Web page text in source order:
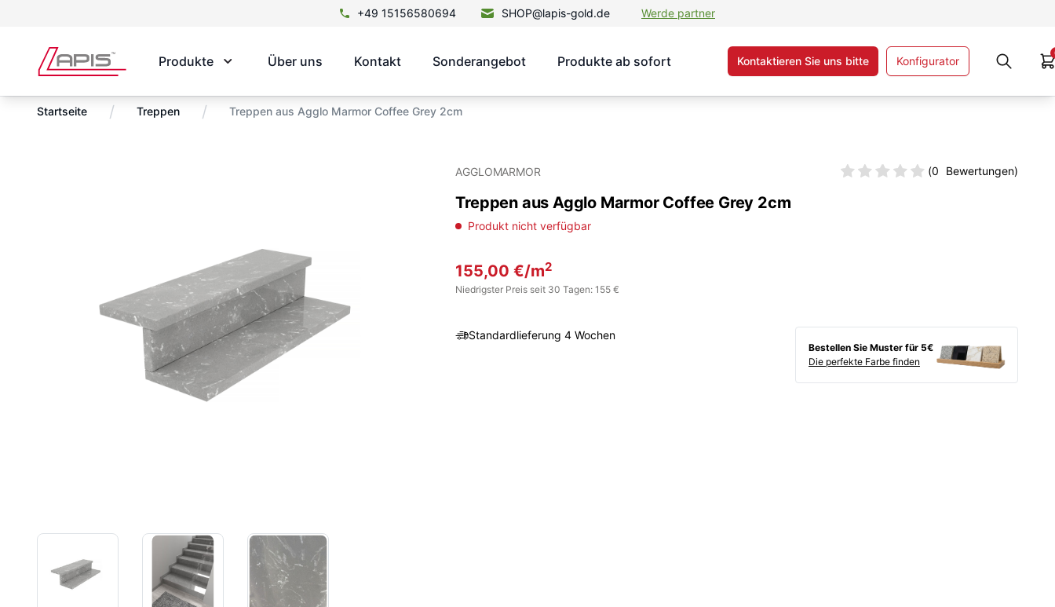
+49 15156580694 SHOP@lapis-gold.de Werde partner
Produkte Über uns Kontakt Sonderangebot Produkte ab sofort Kontaktieren Sie uns bitte Konfigurator
Startseite / Treppen / Treppen aus Agglo Marmor Coffee Grey 2cm
AGGLOMARMOR (0 Bewertungen)
Treppen aus Agglo Marmor Coffee Grey 2cm
Produkt nicht verfügbar
155,00€/m2
Niedrigster Preis seit 30 Tagen: 155 €
Standardlieferung 4 Wochen
Bestellen Sie Muster für 5€
Die perfekte Farbe finden